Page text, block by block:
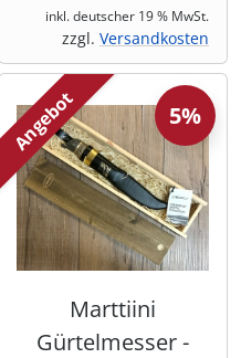
inkl. deutscher 19 % MwSt.
zzgl. Versandkosten
Angebot
Marttiini
Gürtelmesser -
5%